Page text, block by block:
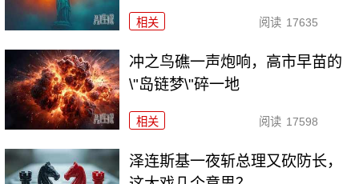
相关 阅读 17635
冲之鸟礁一声炮响，高市早苗的
\"岛链梦\"碎一地
相关 阅读 17598
泽连斯基一夜斩总理又砍防长，